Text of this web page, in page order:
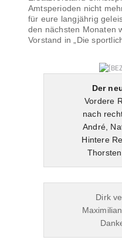
Amtsperioden nicht
für eure langjährig
den nächsten Monaten
Vorstand in „Die
Der
Vordere
nach
André,
Hintere
Dirk